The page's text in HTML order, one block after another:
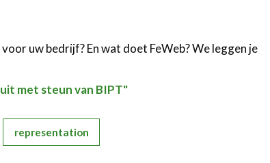
uw bedrijf? En wat doet FeWeb? We leggen je
met steun van BIPT"
representation